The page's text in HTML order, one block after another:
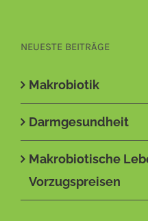
NEUESTE BEITRÄGE
Makrobiotik
Darmgesundheit
Makrobiotische
Vorzugspreisen